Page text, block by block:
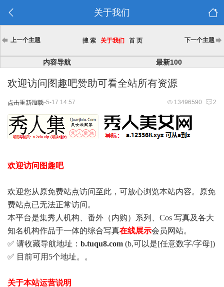
关于我们
上一个主题 搜 索 关于我们 首 页 下一个主题
内容导航 最新100
欢迎访问图趣吧赞助可看全站所有资源
点击重新加载 13496590 2
2025-5-17 14:57
欢迎访问图趣吧
欢迎您从原免费站点访问至此，可放心浏览本站内容。原免
费站点已无法正常访问。
本平台是集秀人机构、番外（内购）系列、Cos 写真及各大
知名机构作品于一体的综合写真在线展示会员网站。
✅ 请收藏导航地址： b.tuqu8.com (b,可以是[任意数字/字母])
✅ 目前可用5个地址。。
关于本站运营说明